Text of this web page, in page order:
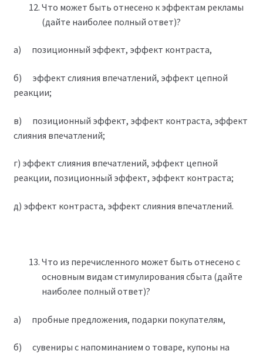
Что может быть отнесено к эффектам рекламы
(дайте наиболее полный ответ)?
а) позиционный эффект, эффект контраста,
б) эффект слияния впечатлений, эффект цепной
реакции;
в) позиционный эффект, эффект контраста, эффект
слияния впечатлений;
г) эффект слияния впечатлений, эффект цепной
реакции, позиционный эффект, эффект контраста;
д) эффект контраста, эффект слияния впечатлений.
Что из перечисленного может быть отнесено с
основным видам стимулирования сбыта (дайте
наиболее полный ответ)?
а) пробные предложения, подарки покупателям,
б) сувениры с напоминанием о товаре, купоны на